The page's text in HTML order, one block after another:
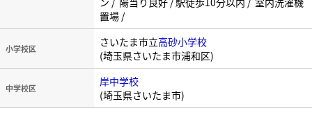
置場 /
小学校区 さいたま市立高砂小学校
(埼玉県さいたま市浦和区)
中学校区
岸中学校
(埼玉県さいたま市)